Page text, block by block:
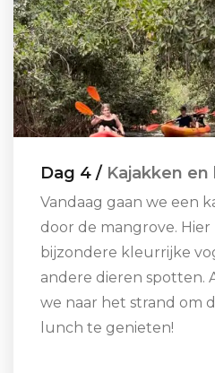
Dag 4 / Kajakken
Vandaag gaan we een
door de mangrove. Hier
bijzondere kleurrijke
andere dieren spotten.
we naar het strand om
lunch te genieten!